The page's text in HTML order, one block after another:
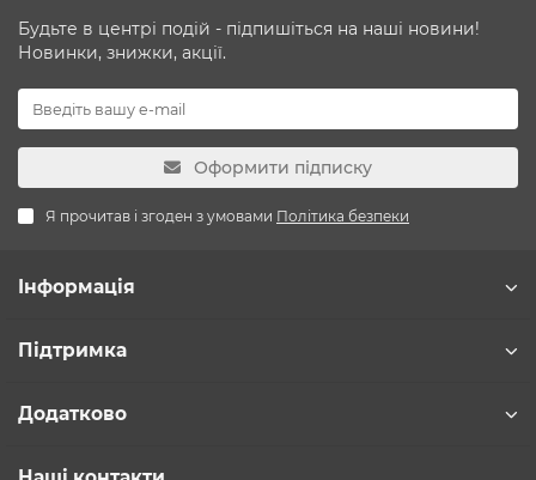
Будьте в центрі подій - підпишіться на наші новини!
Новинки, знижки, акції.
Оформити підписку
Я прочитав і згоден з умовами Політика безпеки
Інформація
Підтримка
Додатково